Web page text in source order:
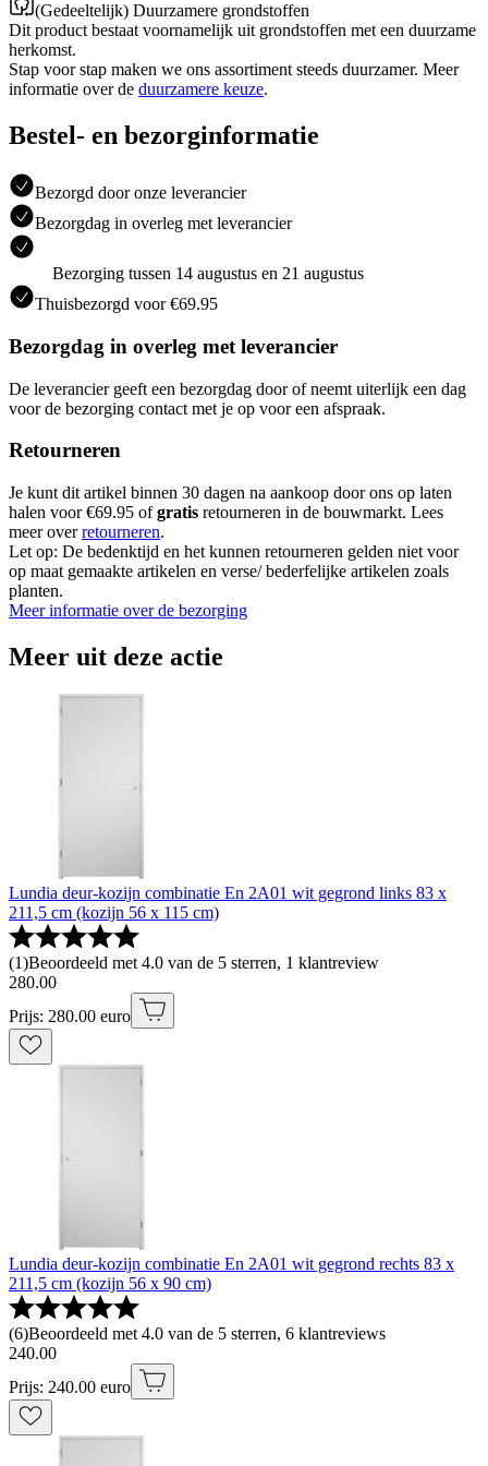
(Gedeeltelijk) Duurzamere grondstoffen
Dit product bestaat voornamelijk uit grondstoffen met een duurzame
herkomst.
Stap voor stap maken we ons assortiment steeds duurzamer. Meer
informatie over de duurzamere keuze.
Bestel- en bezorginformatie
Bezorgd door onze leverancier
Bezorgdag in overleg met leverancier
Bezorging tussen 14 augustus en 21 augustus
Thuisbezorgd voor €69.95
Bezorgdag in overleg met leverancier
De leverancier geeft een bezorgdag door of neemt uiterlijk een dag
voor de bezorging contact met je op voor een afspraak.
Retourneren
Je kunt dit artikel binnen 30 dagen na aankoop door ons op laten
halen voor €69.95 ofgratis retourneren in de bouwmarkt. Lees
meer overretourneren.
Let op: De bedenktijd en het kunnen retourneren gelden niet voor
op maat gemaakte artikelen en verse/ bederfelijke artikelen zoals
planten.
Meer informatie over de bezorging
Meer uit deze actie
Lundia deur-kozijn combinatie En 2A01 wit gegrond links 83 x
211,5 cm (kozijn 56 x 115 cm)
(1)Beoordeeld met 4.0 van de 5 sterren, 1 klantreview
280.00
Prijs: 280.00 euro
Lundia deur-kozijn combinatie En 2A01 wit gegrond rechts 83 x
211,5 cm (kozijn 56 x 90 cm)
(6)Beoordeeld met 4.0 van de 5 sterren, 6 klantreviews
240.00
Prijs: 240.00 euro